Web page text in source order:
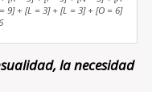
9] + [L = 3] + [L = 3] + [O = 6]
la necesidad